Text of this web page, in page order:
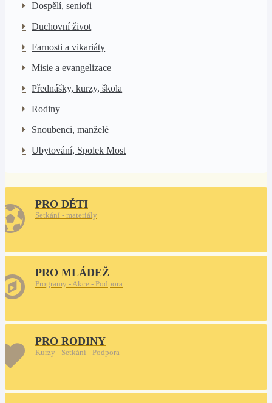
Dospělí, senioři
Duchovní život
Farnosti a vikariáty
Misie a evangelizace
Přednášky, kurzy, škola
Rodiny
Snoubenci, manželé
Ubytování, Spolek Most
PRO DĚTI
Setkání - materiály
PRO MLÁDEŽ
Programy - Akce - Podpora
PRO RODINY
Kurzy - Setkání - Podpora